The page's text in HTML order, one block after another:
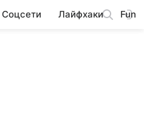
Соцсети Лайфхаки Fun